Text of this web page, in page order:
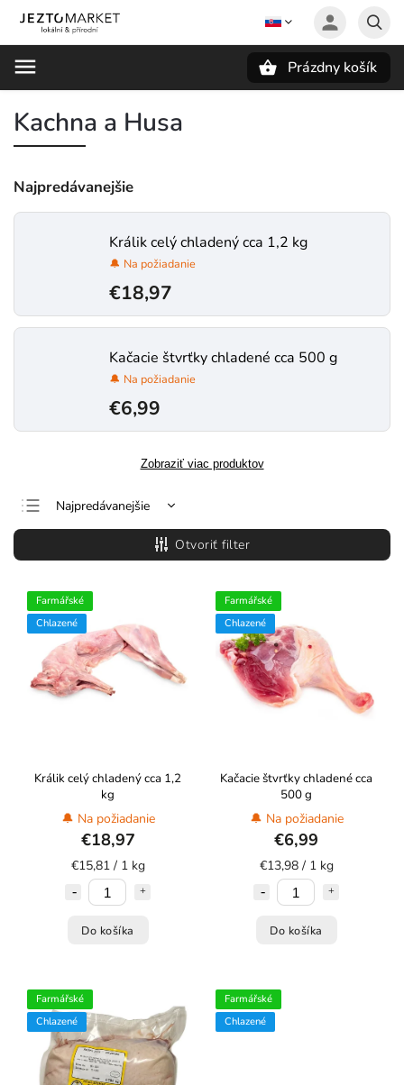
Prázdny košík
Kachna a Husa
Najpredávanejšie
Králik celý chladený cca 1,2 kg
🔔 Na požiadanie
€18,97
Kačacie štvrťky chladené cca 500 g
🔔 Na požiadanie
€6,99
Zobraziť viac produktov
Najpredávanejšie
Najlacnejšie
Najdrahšie
Abecedne
Otvoriť filter
Farmářské
Chlazené
Králik celý chladený cca 1,2
kg
🔔 Na požiadanie
€18,97
€15,81 / 1 kg
Do košíka
Farmářské
Chlazené
Kačacie štvrťky chladené cca
500 g
🔔 Na požiadanie
€6,99
€13,98 / 1 kg
Do košíka
Farmářské
Chlazené
Farmářské
Chlazené